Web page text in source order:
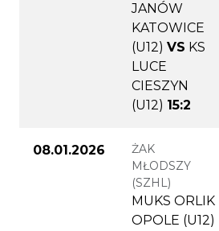
JANÓW
KATOWICE
(U12) VS KS
LUCE
CIESZYN
(U12) 15:2
08.01.2026
ŻAK
MŁODSZY
(SZHL)
MUKS ORLIK
OPOLE (U12)